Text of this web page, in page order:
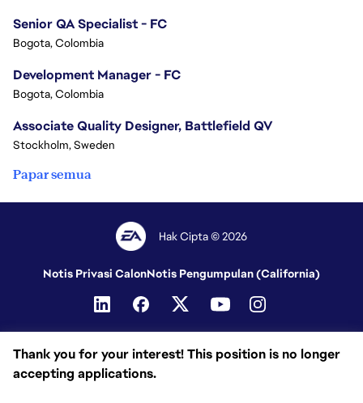
Thank you for your interest! This position is no longer
accepting applications.
Senior QA Specialist - FC
Bogota, Colombia
Development Manager - FC
Bogota, Colombia
Associate Quality Designer, Battlefield QV
Stockholm, Sweden
Papar semua
Hak Cipta © 2026
Notis Privasi CalonNotis Pengumpulan (California)